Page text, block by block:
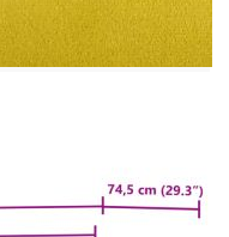
поддържа от
неговата